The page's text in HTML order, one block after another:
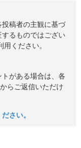
稿者の主観に基づ
るものではござい
ください。
がある場合は、各
らご返信いただけ
さい。